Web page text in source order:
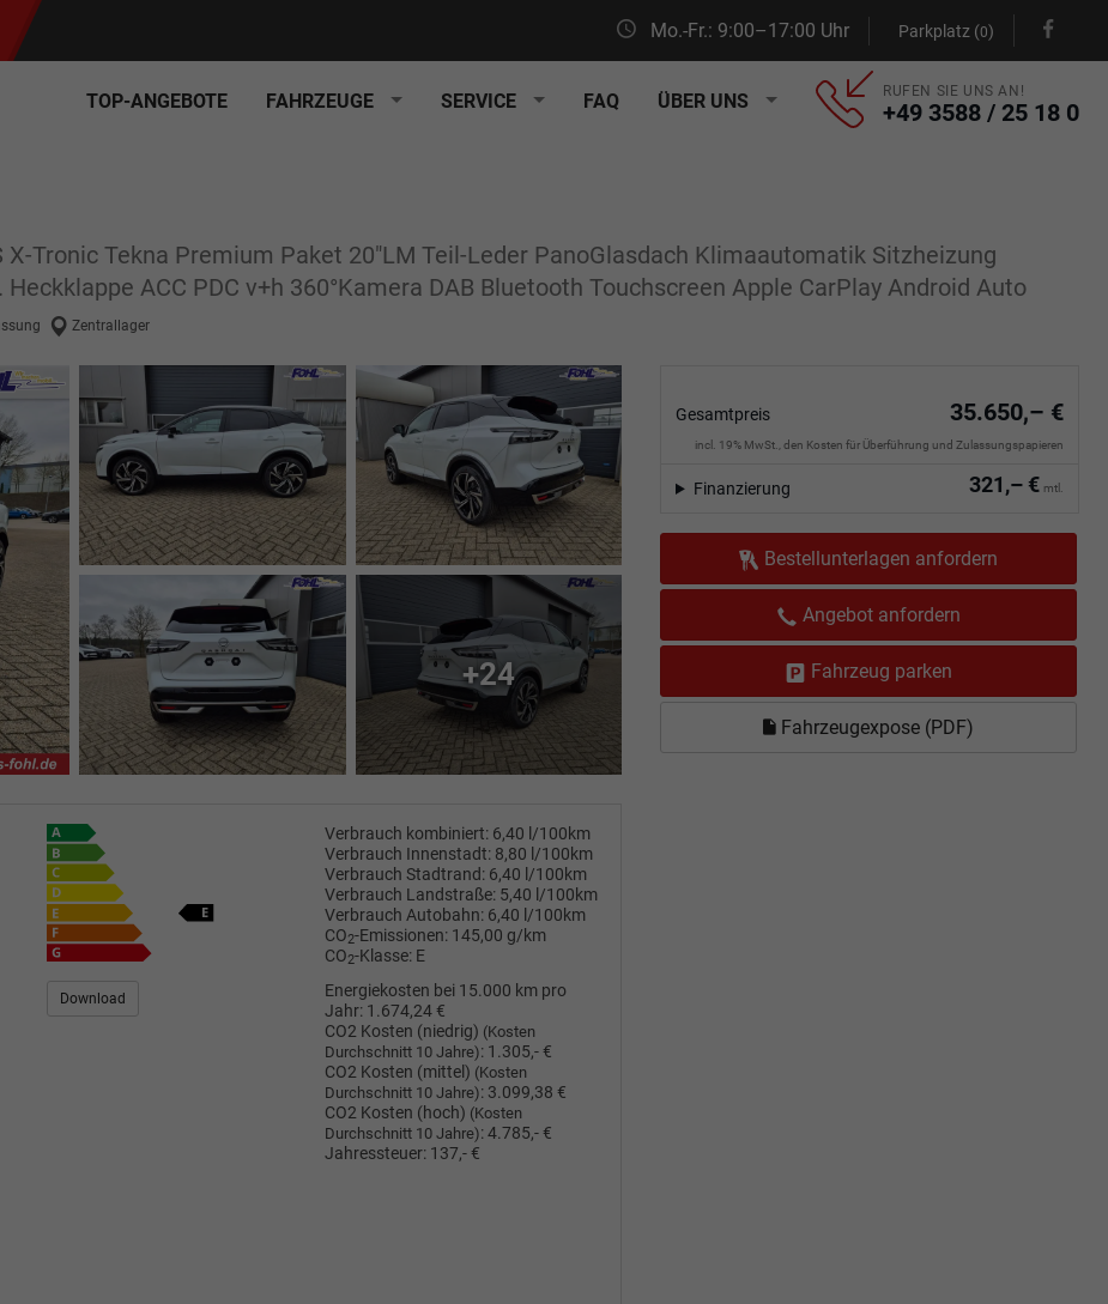
Mo.-Fr.: 9:00–17:00 Uhr Parkplatz (0)
TOP-ANGEBOTE FAHRZEUGE SERVICE FAQ ÜBER UNS RUFEN SIE UNS AN!
+49 3588 / 25 18 0
X-Tronic Tekna Premium Paket 20"LM Teil-Leder PanoGlasdach Klimaautomatik Sitzheizung
ACC PDC v+h 360°Kamera DAB Bluetooth Touchscreen Apple CarPlay Android Auto
Zentrallager
Gesamtpreis 35.650,– €
incl. 19% MwSt., den Kosten für Überführung und Zulassungspapieren
321,– € mtl.
Finanzierung
Bestellunterlagen anfordern
Angebot anfordern
Fahrzeug parken
Fahrzeugexpose (PDF)
+24
Verbrauch kombiniert: 6,40 l/100km
Verbrauch Innenstadt: 8,80 l/100km
Verbrauch Stadtrand: 6,40 l/100km
Verbrauch Landstraße: 5,40 l/100km
Verbrauch Autobahn: 6,40 l/100km
CO2-Emissionen: 145,00 g/km
CO2-Klasse: E
Download
Energiekosten bei 15.000 km pro
Jahr: 1.674,24 €
CO2 Kosten (niedrig) (Kosten
Durchschnitt 10 Jahre): 1.305,- €
CO2 Kosten (mittel) (Kosten
Durchschnitt 10 Jahre): 3.099,38 €
CO2 Kosten (hoch) (Kosten
Durchschnitt 10 Jahre):4.785,- €
Jahressteuer: 137,- €